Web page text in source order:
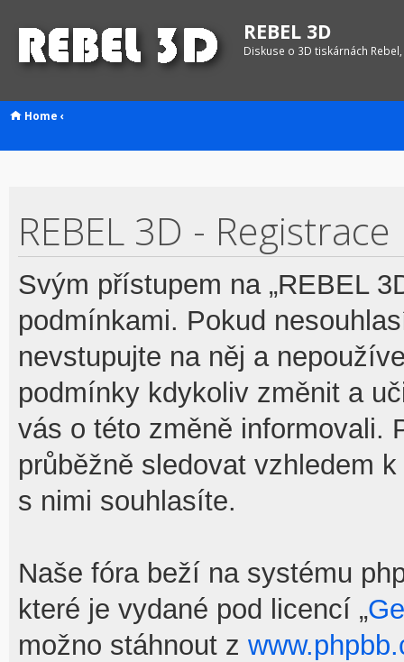
REBEL 3D
Diskuse o 3D tiskárnách
Home ‹
REBEL 3D - Registrace
Svým přístupem na „REBEL
podmínkami. Pokud
nevstupujte na něj a
podmínky kdykoliv změnit a
vás o této změně informovali.
průběžně sledovat vzhledem
s nimi souhlasíte.
Naše fóra beží na systému
které je vydané pod licencí „
možno stáhnout z